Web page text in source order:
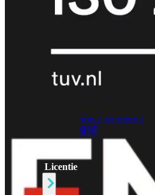
40FFortiWiFi
60FFortiWiFi
FortiWiFi
70GFortiWiFi
80F FortiWiFi
81F
Licentie